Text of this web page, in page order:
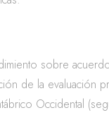
sobre
de la evaluación
Occidental